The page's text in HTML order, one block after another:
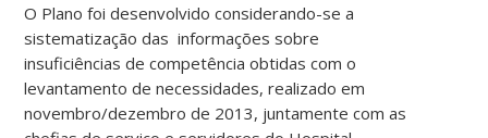
O Plano foi desenvolvido considerando-se a
sistematização das informações sobre
insuficiências de competência obtidas com o
levantamento de necessidades, realizado em
novembro/dezembro de 2013, juntamente com as